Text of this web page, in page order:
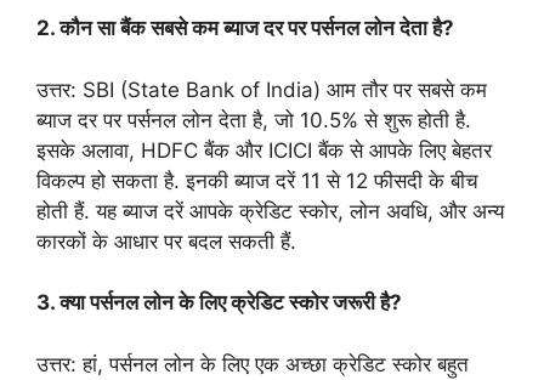
2. कौन सा बैंक सबसे कम ब्याज दर पर पर्सनल लोन देता है?
उत्तर: SBI (State Bank of India) आम तौर पर सबसे कम
ब्याज दर पर पर्सनल लोन देता है, जो 10.5% से शुरू होती है.
इसके अलावा, HDFC बैंक और ICICI बैंक से आपके लिए बेहतर
विकल्प हो सकता है. इनकी ब्याज दरें 11 से 12 फीसदी के बीच
होती हैं. यह ब्याज दरें आपके क्रेडिट स्कोर, लोन अवधि, और अन्य
कारकों के आधार पर बदल सकती हैं.
3. क्या पर्सनल लोन के लिए क्रेडिट स्कोर जरूरी है?
उत्तर: हां, पर्सनल लोन के लिए एक अच्छा क्रेडिट स्कोर बहुत